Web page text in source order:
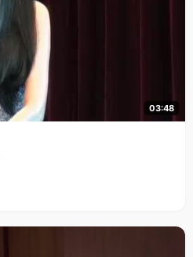
03:48